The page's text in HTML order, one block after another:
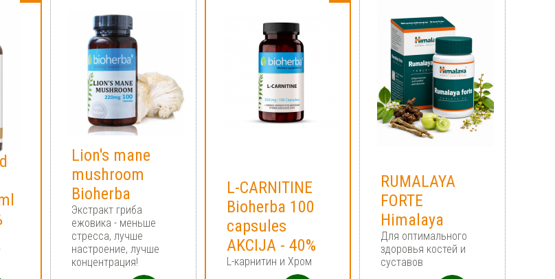
Liоn's mаne
mushrооm
Bioherba
Экстракт гриба
ежовика - меньше
стресса, лучше
настроение, лучше
концентрация!
L-CARNITINE
Bioherba 100
capsules
AKCIJA - 40%
L-карнитин и Хром
RUMALAYA
FORTE
Himalaya
Для оптимального
здоровья костей и
суставов